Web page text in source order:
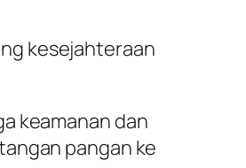
kesejahteraan
keamanan dan
pangan ke